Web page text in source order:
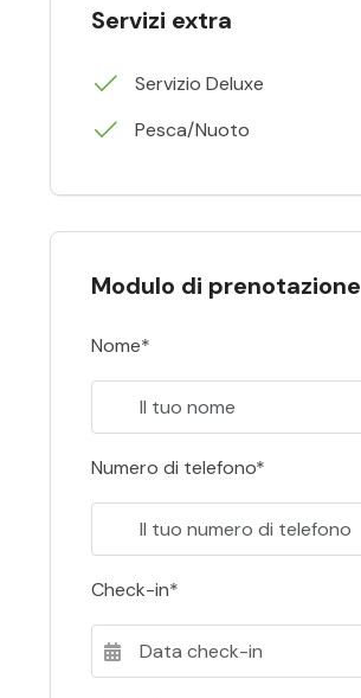
Servizi extra
Servizio Deluxe
Pesca/Nuoto
Modulo di prenotazione
Nome*
Numero di telefono*
Check-in*